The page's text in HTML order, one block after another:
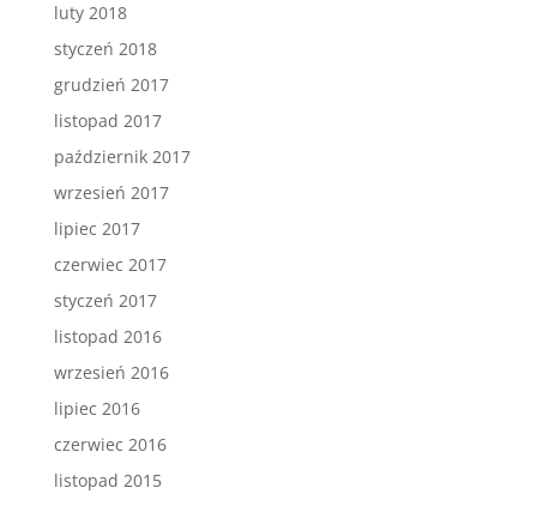
luty 2018
styczeń 2018
grudzień 2017
listopad 2017
październik 2017
wrzesień 2017
lipiec 2017
czerwiec 2017
styczeń 2017
listopad 2016
wrzesień 2016
lipiec 2016
czerwiec 2016
listopad 2015